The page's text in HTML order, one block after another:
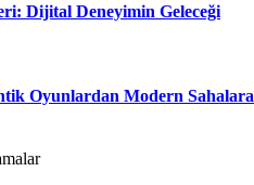
Dijital Deneyimin Geleceği
Oyunlardan Modern Sahalara